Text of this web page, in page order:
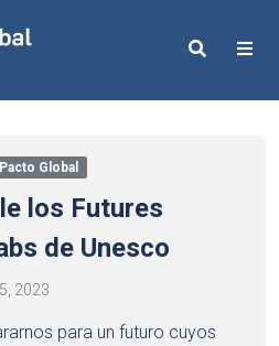
Search
Pacto Global
los Futures
de Unesco
2023
para un futuro cuyos